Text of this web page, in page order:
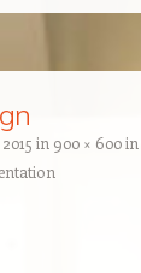
in 900 × 600in